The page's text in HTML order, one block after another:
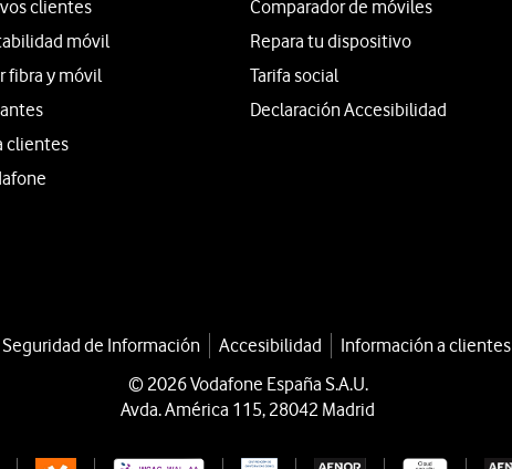
clientes
móvil
fibra y móvil
clientes
Comparador de móviles
Repara tu dispositivo
Tarifa social
Declaración Accesibilidad
de Información Accesibilidad Información a clientes
© 2026 Vodafone España S.A.U.
Avda. América 115, 28042 Madrid